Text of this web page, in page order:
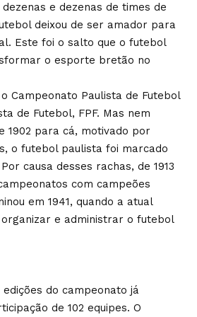
e dezenas de times de
deixou de ser amador para
Este foi o salto que o futebol
o esporte bretão no
Campeonato Paulista de Futebol
de Futebol, FPF. Mas nem
1902 para cá, motivado por
o futebol paulista foi marcado
causa desses rachas, de 1913
com campeões
em 1941, quando a atual
e administrar o futebol
do campeonato já
de 102 equipes. O